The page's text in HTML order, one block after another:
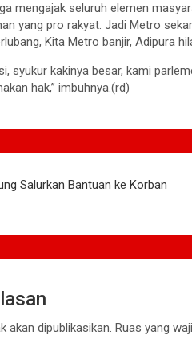
mengajak seluruh elemen
yang pro rakyat. Jadi Metro
Kita Metro banjir, Adipura
syukur kakinya besar, kami
hak,” imbuhnya.(rd)
Salurkan Bantuan ke Korban
akan dipublikasikan. Ruas yang